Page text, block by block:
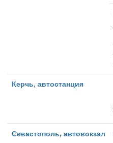
Керчь, автостанция
Севастополь, автовокзал